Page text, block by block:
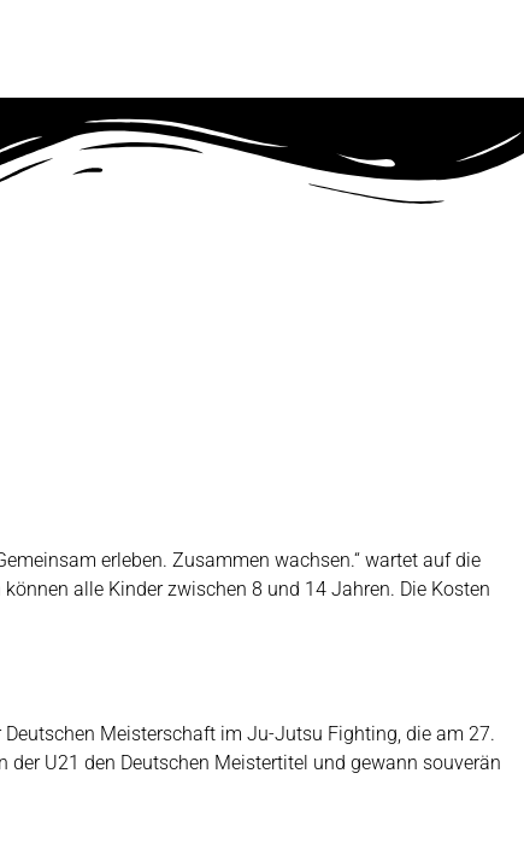
erleben. Zusammen wachsen.“ wartet auf die
alle Kinder zwischen 8 und 14 Jahren. Die Kosten
Meisterschaft im Ju-Jutsu Fighting, die am 27.
U21 den Deutschen Meistertitel und gewann souverän